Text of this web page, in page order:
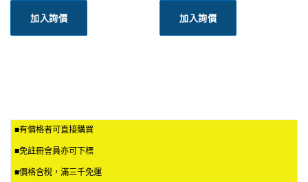
加入詢價 加入詢價
■有價格者可直接購買
■免註冊會員亦可下標
■價格含稅，滿三千免運